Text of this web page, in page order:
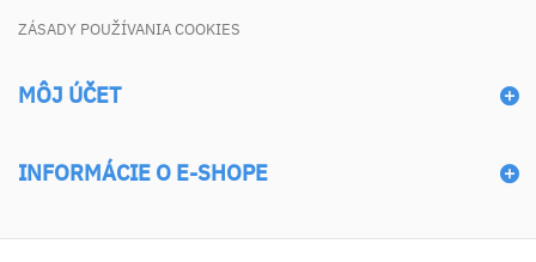
ZÁSADY POUŽÍVANIA COOKIES
MÔJ ÚČET
INFORMÁCIE O E-SHOPE